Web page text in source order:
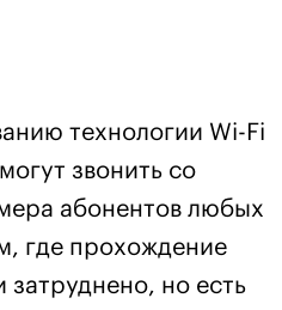
технологии Wi-Fi
звонить со
абонентов любых
где прохождение
затруднено, но есть